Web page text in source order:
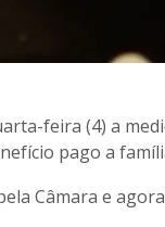
feira (4) a
pago a
Câmara e